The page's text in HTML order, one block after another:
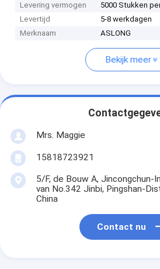
Levering vermogen
5000 Stukken
Levertijd
5-8 werkdagen
Merknaam
ASLONG
Bekijk meer
Mrs. Maggie
15818723921
5/F, de Bouw A, Jincongchun-
van No.342 Jinbi, Pingshan-
China
Contact nu